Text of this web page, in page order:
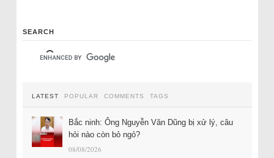
SEARCH
LATEST POPULAR COMMENTS TAGS
Bắc ninh: Ông Nguyễn Văn Dũng bị xử lý, câu
hỏi nào còn bỏ ngỏ?
08/08/2026